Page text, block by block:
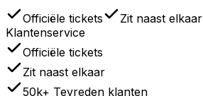
Officiële tickets Zit naast elkaar
Klantenservice
Officiële tickets
Zit naast elkaar
50k+ Tevreden klanten